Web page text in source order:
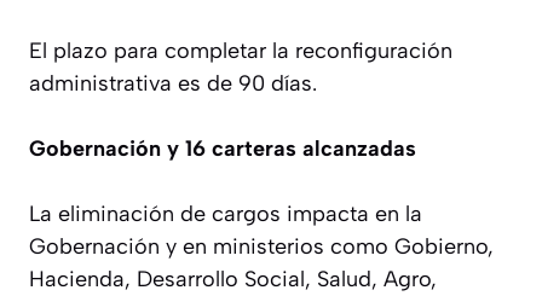
El plazo para completar la reconfiguración
administrativa es de 90 días.
Gobernación y 16 carteras alcanzadas
La eliminación de cargos impacta en la
Gobernación y en ministerios como Gobierno,
Hacienda, Desarrollo Social, Salud, Agro,